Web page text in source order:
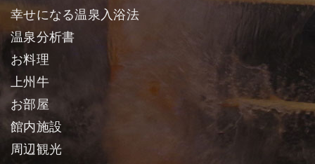
幸せになる温泉入浴法
温泉分析書
お料理
上州牛
お部屋
館内施設
周辺観光